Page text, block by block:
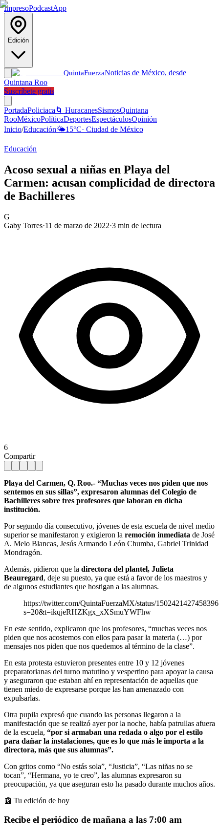
ImpresoPodcastApp
Edición
QuintaFuerzaNoticias de México, desde
Quintana Roo
Suscríbete gratis
PortadaPoliciaca 🌀 HuracanesSismosQuintana
RooMéxicoPolíticaDeportesEspectáculosOpinión
Inicio/Educación🌤️15°C· Ciudad de México
Educación
Acoso sexual a niñas en Playa del
Carmen: acusan complicidad de directora
de Bachilleres
G
Gaby Torres·11 de marzo de 2022·3 min de lectura
6
Compartir
Playa del Carmen, Q. Roo.- “Muchas veces nos piden que nos
sentemos en sus sillas”, expresaron alumnas del Colegio de
Bachilleres sobre tres profesores que laboran en dicha
institución.
Por segundo día consecutivo, jóvenes de esta escuela de nivel medio
superior se manifestaron y exigieron la remoción inmediata de José
A. Melo Blancas, Jesús Armando León Chumba, Gabriel Trinidad
Mondragón.
Además, pidieron que la directora del plantel, Julieta
Beauregard, deje su puesto, ya que está a favor de los maestros y
de algunos estudiantes que hostigan a las alumnas.
https://twitter.com/QuintaFuerzaMX/status/
s=20&t=ikqjeRHZKgx_xXSmuYWFhw
En este sentido, explicaron que los profesores, “muchas veces nos
piden que nos acostemos con ellos para pasar la materia (…) por
mensajes nos piden que nos quedemos al término de la clase”.
En esta protesta estuvieron presentes entre 10 y 12 jóvenes
preparatorianas del turno matutino y vespertino para apoyar la causa
y aseguraron que estaban ahí en representación de aquellas que
tienen miedo de expresarse porque las han amenazado con
expulsarlas.
Otra pupila expresó que cuando las personas llegaron a la
manifestación que se realizó ayer por la noche, había patrullas afuera
de la escuela, “por si armaban una redada o algo por el estilo
para dañar la instalaciones, que es lo que más le importa a la
directora, más que sus alumnas”.
Con gritos como “No estás sola”, “Justicia”, “Las niñas no se
tocan”, “Hermana, yo te creo”, las alumnas expresaron su
preocupación, ya que aseguran esto ha pasado durante muchos años.
📰 Tu edición de hoy
Recibe el periódico de mañana a las 7:00 am